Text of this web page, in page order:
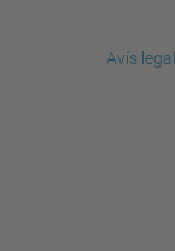
Avís legal